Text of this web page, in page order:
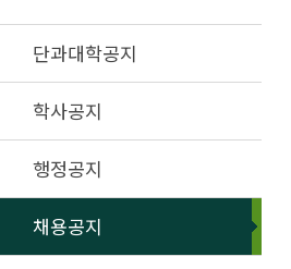
단과대학공지
학사공지
행정공지
채용공지